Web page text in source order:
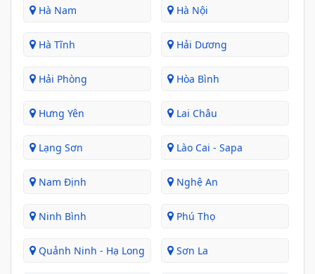
Hà Nam Hà Nội
Hà Tĩnh Hải Dương
Hải Phòng Hòa Bình
Hưng Yên Lai Châu
Lạng Sơn Lào Cai - Sapa
Nam Định Nghệ An
Ninh Bình Phú Thọ
Quảnh Ninh - Hạ Long Sơn La